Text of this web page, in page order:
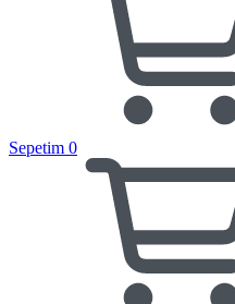
Sepetim 0